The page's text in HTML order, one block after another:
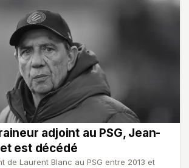
adjoint au PSG, Jean-
est décédé
de Laurent Blanc au PSG entre 2013 et